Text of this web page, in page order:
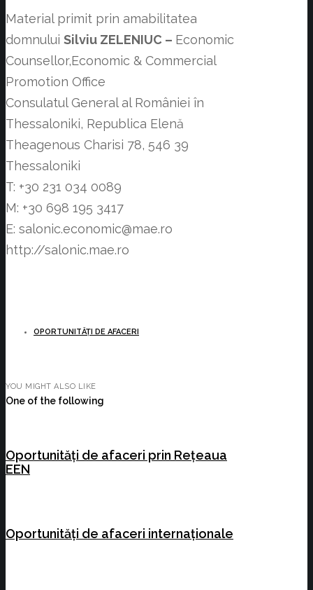
Material primit prin amabilitatea
domnului Silviu ZELENIUC – Economic
Counsellor,Economic & Commercial
Promotion Office
Consulatul General al României în
Thessaloniki, Republica Elenă
Theagenous Charisi 78, 546 39
Thessaloniki
T: +30 231 034 0089
M: +30 698 195 3417
E: salonic.economic@mae.ro
http://salonic.mae.ro
OPORTUNITĂȚI DE AFACERI
YOU MIGHT ALSO LIKE
One of the following
Oportunități de afaceri prin Rețeaua
EEN
Oportunități de afaceri internaționale